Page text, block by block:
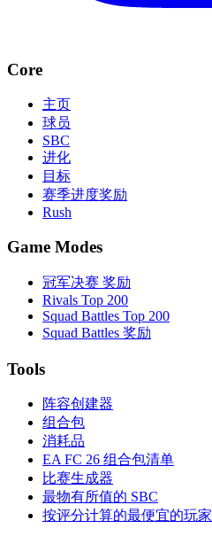
Core
主页
球员
SBC
进化
目标
赛季进度奖励
Rush
Game Modes
冠军决赛 奖励
Rivals Top 200
Squad Battles Top 200
Squad Battles 奖励
Tools
阵容创建器
组合包
消耗品
EA FC 26 组合包清单
比赛生成器
最物有所值的 SBC
按评分计算的最便宜的玩家